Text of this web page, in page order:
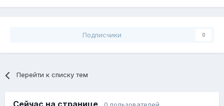
Подписчики 0
Перейти к списку тем